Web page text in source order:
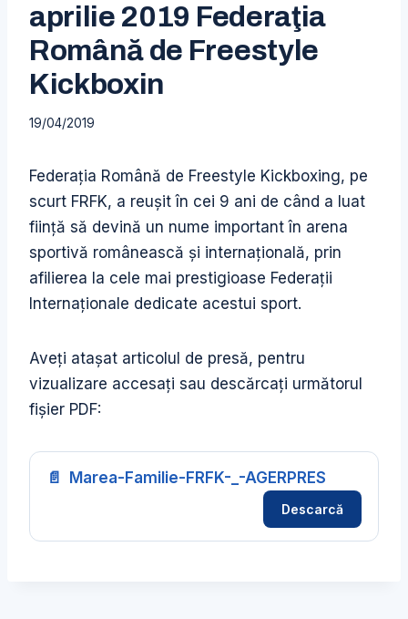
aprilie 2019 Federaţia
Română de Freestyle
Kickboxin
19/04/2019
Federaţia Română de Freestyle Kickboxing, pe
scurt FRFK, a reuşit în cei 9 ani de când a luat
fiinţă să devină un nume important în arena
sportivă românească şi internaţională, prin
afilierea la cele mai prestigioase Federaţii
Internaţionale dedicate acestui sport.
Aveți atașat articolul de presă, pentru
vizualizare accesați sau descărcați următorul
fișier PDF:
Marea-Familie-FRFK-_-AGERPRES
Descarcă